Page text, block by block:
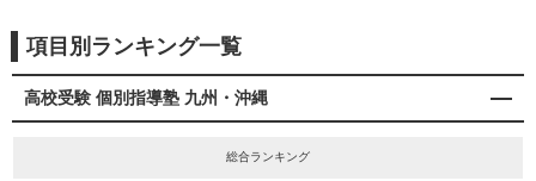
項目別ランキング一覧
高校受験 個別指導塾 九州・沖縄
総合ランキング